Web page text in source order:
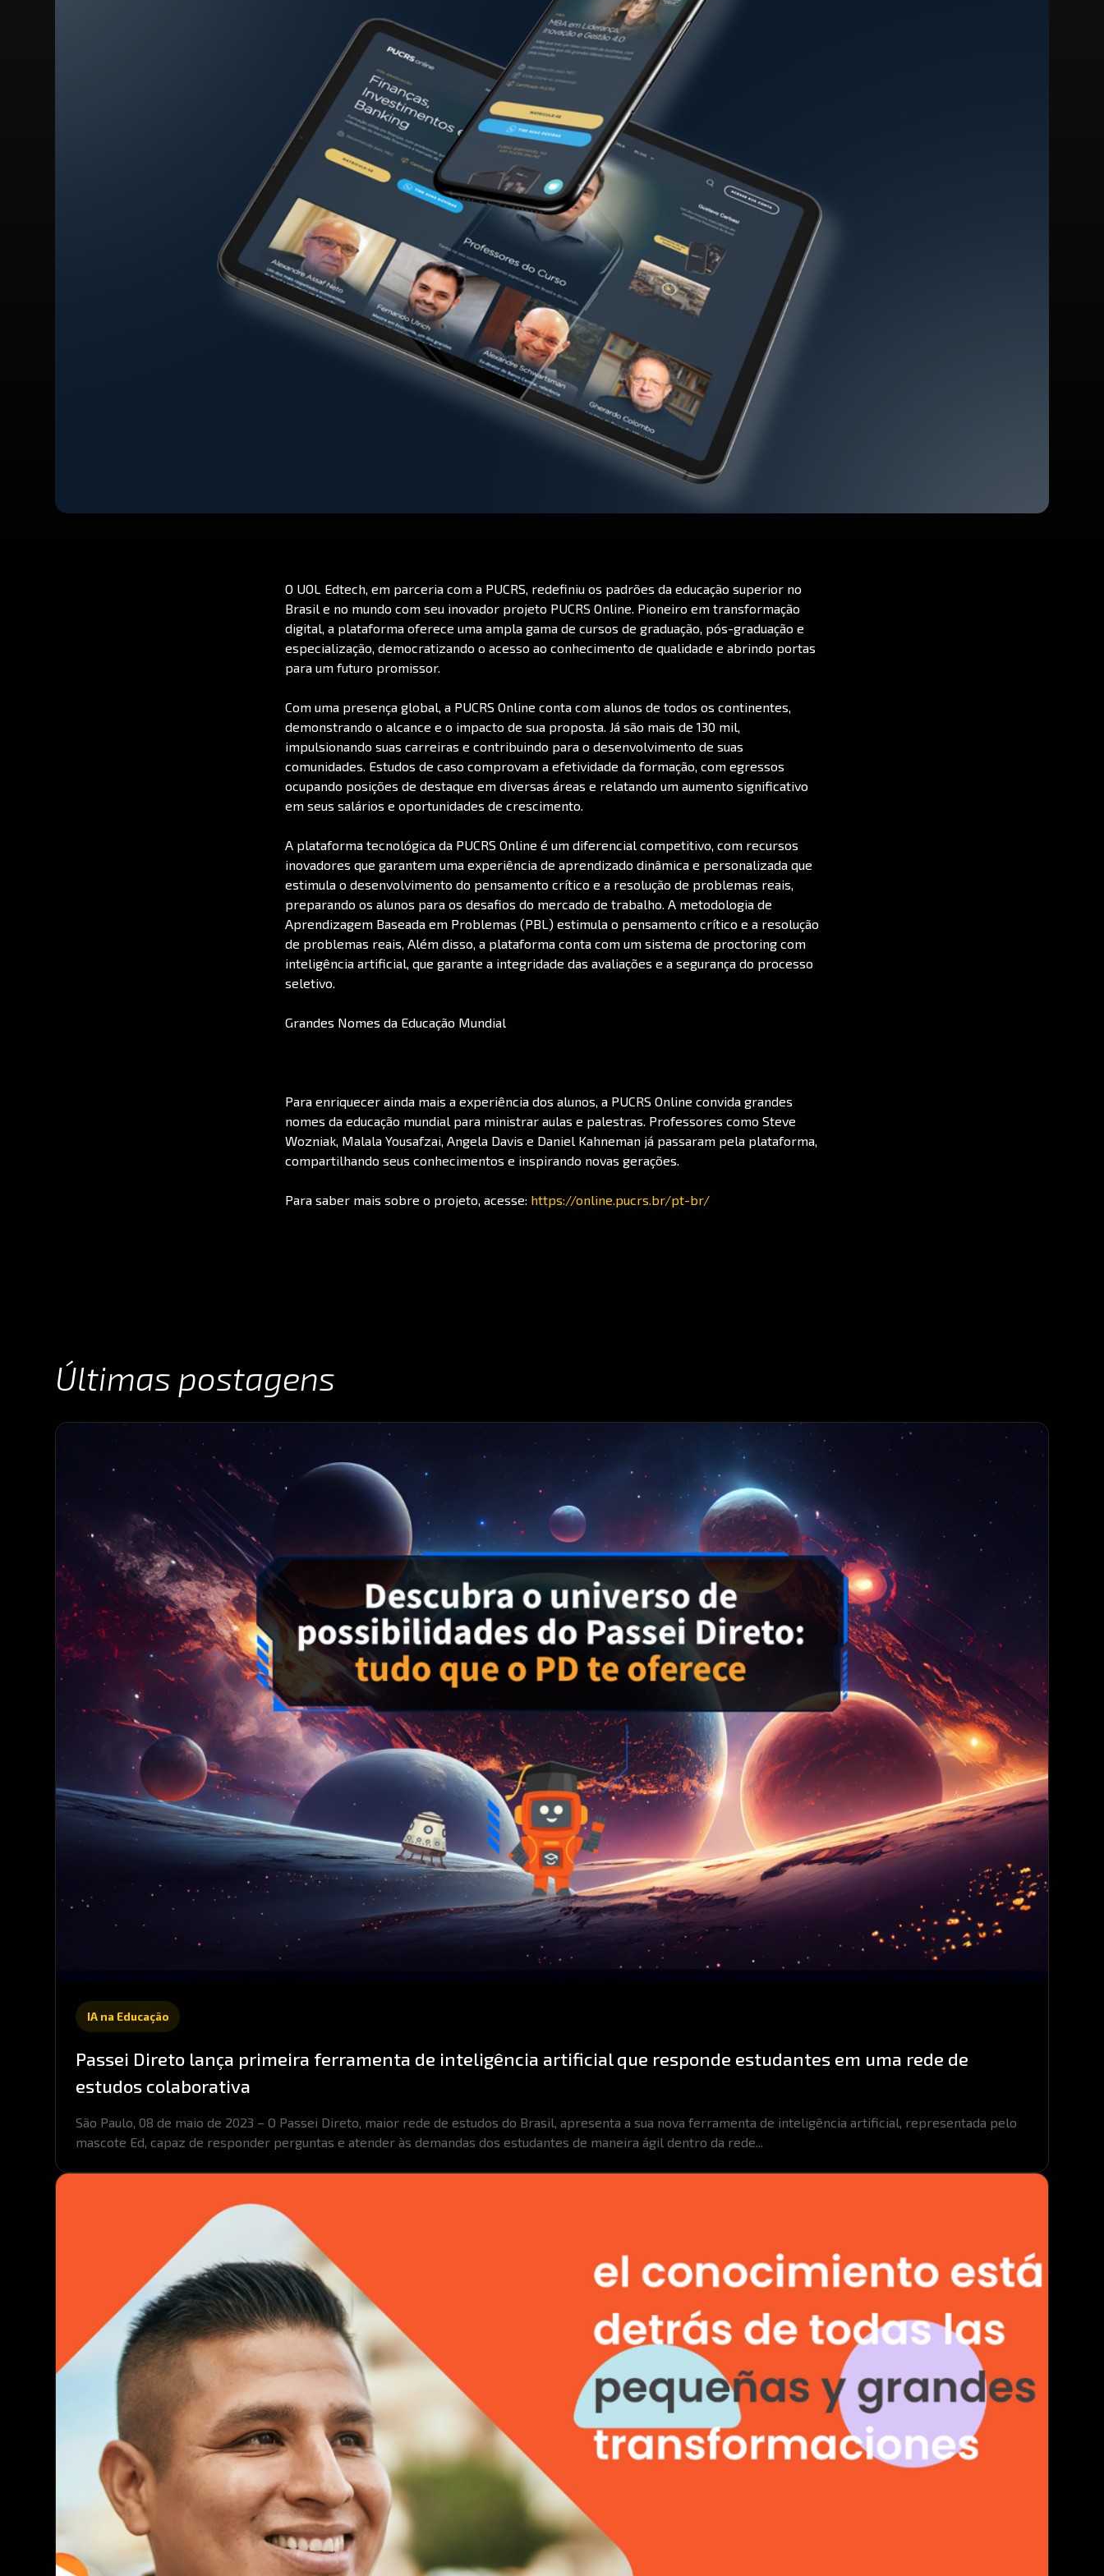
O UOL Edtech, em parceria com a PUCRS, redefiniu os padrões da educação superior no
Brasil e no mundo com seu inovador projeto PUCRS Online. Pioneiro em transformação
digital, a plataforma oferece uma ampla gama de cursos de graduação, pós-graduação e
especialização, democratizando o acesso ao conhecimento de qualidade e abrindo portas
para um futuro promissor.
Com uma presença global, a PUCRS Online conta com alunos de todos os continentes,
demonstrando o alcance e o impacto de sua proposta. Já são mais de 130 mil,
impulsionando suas carreiras e contribuindo para o desenvolvimento de suas
comunidades. Estudos de caso comprovam a efetividade da formação, com egressos
ocupando posições de destaque em diversas áreas e relatando um aumento significativo
em seus salários e oportunidades de crescimento.
A plataforma tecnológica da PUCRS Online é um diferencial competitivo, com recursos
inovadores que garantem uma experiência de aprendizado dinâmica e personalizada que
estimula o desenvolvimento do pensamento crítico e a resolução de problemas reais,
preparando os alunos para os desafios do mercado de trabalho. A metodologia de
Aprendizagem Baseada em Problemas (PBL) estimula o pensamento crítico e a resolução
de problemas reais, Além disso, a plataforma conta com um sistema de proctoring com
inteligência artificial, que garante a integridade das avaliações e a segurança do processo
seletivo.
Grandes Nomes da Educação Mundial
Para enriquecer ainda mais a experiência dos alunos, a PUCRS Online convida grandes
nomes da educação mundial para ministrar aulas e palestras. Professores como Steve
Wozniak, Malala Yousafzai, Angela Davis e Daniel Kahneman já passaram pela plataforma,
compartilhando seus conhecimentos e inspirando novas gerações.
Para saber mais sobre o projeto, acesse: https://online.pucrs.br/pt-br/
Últimas postagens
Passei Direto lança primeira ferramenta de inteligência artificial que responde estudantes em uma rede de
estudos colaborativa
IA na Educação
São Paulo, 08 de maio de 2023 – O Passei Direto, maior rede de estudos do Brasil, apresenta a sua nova ferramenta de inteligência artificial, representada pelo
mascote Ed, capaz de responder perguntas e atender às demandas dos estudantes de maneira ágil dentro da rede...